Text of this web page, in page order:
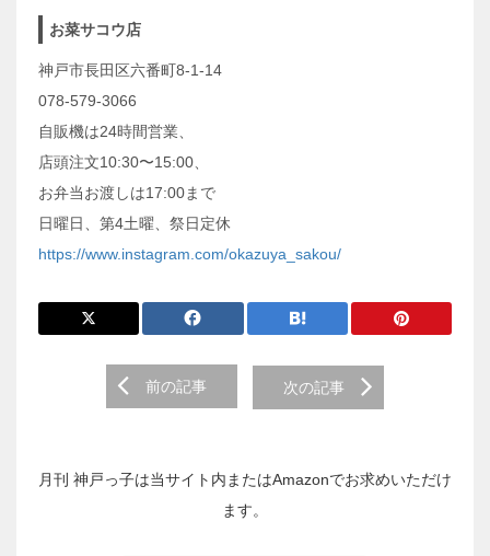
お菜サコウ店
神戸市長田区六番町8-1-14
078-579-3066
自販機は24時間営業、
店頭注文10:30〜15:00、
お弁当お渡しは17:00まで
日曜日、第4土曜、祭日定休
https://www.instagram.com/okazuya_sakou/
稿
前の記事 次の記事
月刊 神戸っ子は当サイト内またはAmazonでお求めいただけ
ます。